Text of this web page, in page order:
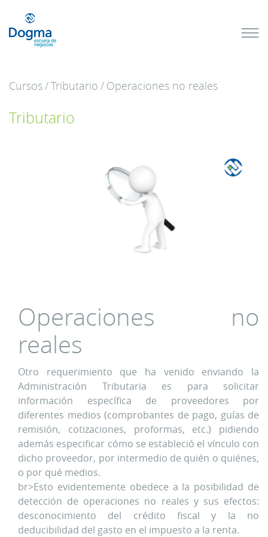
Cursos/Tributario / Operaciones no reales
Tributario
Operaciones no
reales
Otro requerimiento que ha venido enviando la
Administración Tributaria es para solicitar
información específica de proveedores por
diferentes medios (comprobantes de pago, guías de
remisión, cotizaciones, proformas, etc.) pidiendo
además especificar cómo se estableció el vínculo con
dicho proveedor, por intermedio de quién o quiénes,
o por qué medios.
br>Esto evidentemente obedece a la posibilidad de
detección de operaciones no reales y sus efectos:
desconocimiento del crédito fiscal y la no
deducibilidad del gasto en el impuesto a la renta.
próximos
TRIBUTACIÓN
Más Cursos